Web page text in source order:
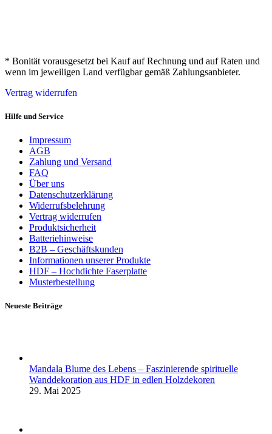
* Bonität vorausgesetzt bei Kauf auf Rechnung und auf Raten und
wenn im jeweiligen Land verfügbar gemäß Zahlungsanbieter.
Vertrag widerrufen
Hilfe und Service
Impressum
AGB
Zahlung und Versand
FAQ
Über uns
Datenschutzerklärung
Widerrufsbelehrung
Vertrag widerrufen
Produktsicherheit
Batteriehinweise
B2B – Geschäftskunden
Informationen unserer Produkte
HDF – Hochdichte Faserplatte
Musterbestellung
Neueste Beiträge
Mandala Blume des Lebens – Faszinierende spirituelle
Wanddekoration aus HDF in edlen Holzdekoren
29. Mai 2025